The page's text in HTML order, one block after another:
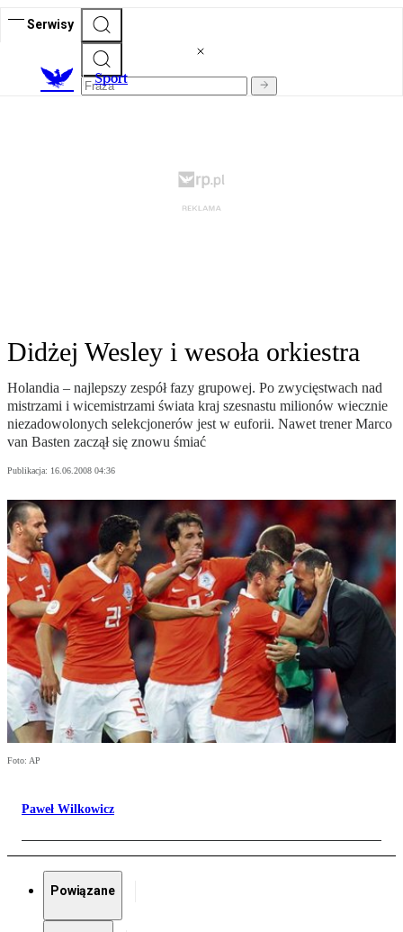
Serwisy
Sport
Didżej Wesley i wesoła orkiestra
Holandia – najlepszy zespół fazy grupowej. Po zwycięstwach nad
mistrzami i wicemistrzami świata kraj szesnastu milionów wiecznie
niezadowolonych selekcjonerów jest w euforii. Nawet trener Marco
van Basten zaczął się znowu śmiać
Publikacja: 16.06.2008 04:36
Foto: AP
Paweł Wilkowicz
Powiązane